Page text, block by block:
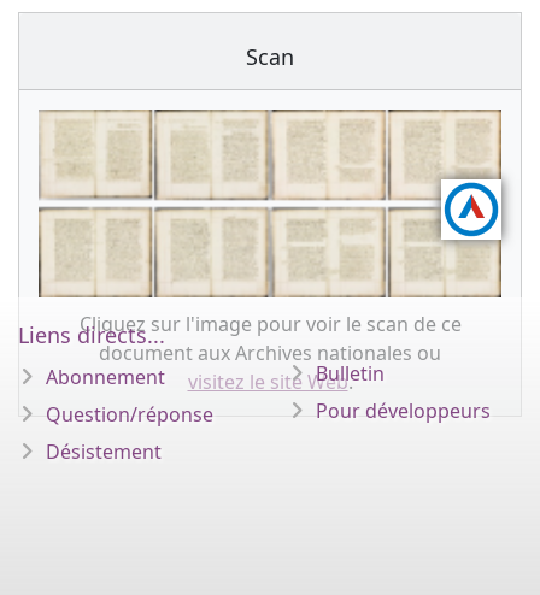
Scan
Cliquez sur l'image pour voir le scan de ce
document aux Archives nationales ou
visitez le site Web.
Liens directs...
Abonnement
Question/réponse
Désistement
Bulletin
Pour développeurs